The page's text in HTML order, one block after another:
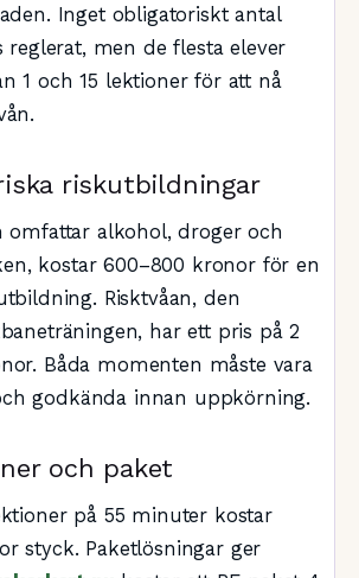
Inget obligatoriskt antal
reglerat, men de flesta elever
1 och 15 lektioner för att nå
riskutbildningar
omfattar alkohol, droger och
kostar 600–800 kronor för en
Risktvåan, den
har ett pris på 2
Båda momenten måste vara
godkända innan uppkörning.
och paket
på 55 minuter kostar
styck. Paketlösningar ger